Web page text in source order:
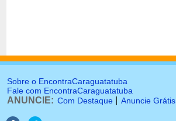
Sobre o EncontraCaraguatatuba
Fale com EncontraCaraguatatuba
ANUNCIE: Com Destaque Anuncie Grátis